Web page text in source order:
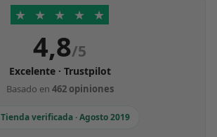
★ ★ ★ ★ ★
4,8/5
Excelente · Trustpilot
Basado en 462 opiniones
Tienda verificada · Agosto 2019